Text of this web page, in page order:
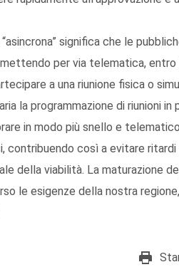
significa che le
per via telematica,
a una riunione fisica o
la programmazione di riunioni in
in modo più snello e
contribuendo così a evitare
della viabilità. La maturazione
le esigenze della nostra